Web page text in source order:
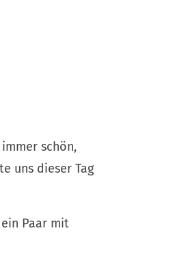
schön,
uns dieser Tag
Paar mit